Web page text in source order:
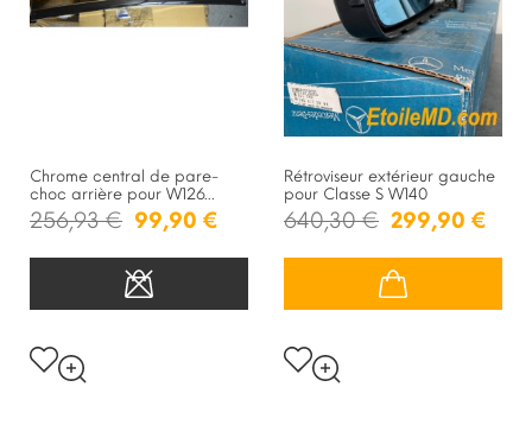
Chrome central de pare-
choc arrière pour W126...
256,93 € 99,90 €
Rétroviseur extérieur gauche
pour Classe S W140
640,30 € 299,90 €